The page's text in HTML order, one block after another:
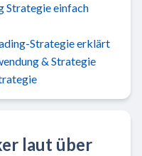
Strategie einfach
Strategie erklärt
& Strategie
laut über